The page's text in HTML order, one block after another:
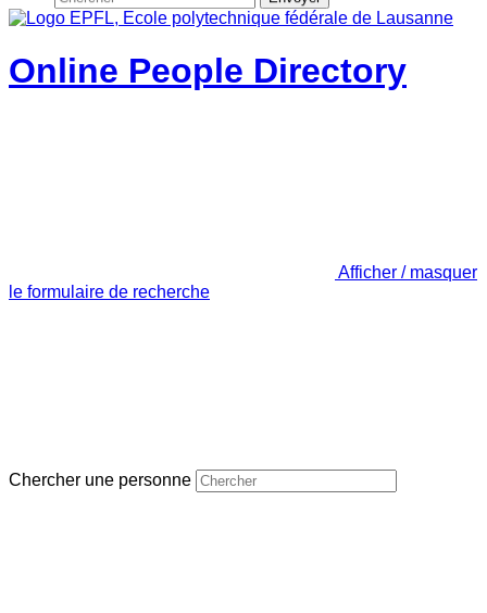
Online People Directory
Afficher / masquer
le formulaire de recherche
Chercher une personne